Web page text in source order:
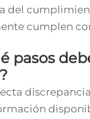
del
cumplen
pasos